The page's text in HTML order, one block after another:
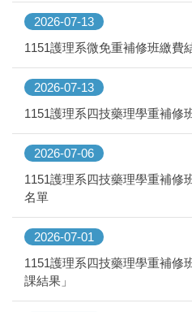
2026-07-13
1151護理系微免重補修班繳費
2026-07-13
1151護理系四技藥理學重補修
2026-07-06
1151護理系四技藥理學重補修
名單
2026-07-01
1151護理系四技藥理學重補修
課結果」